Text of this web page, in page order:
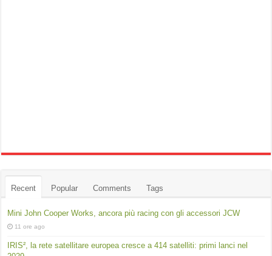
Recent Popular Comments Tags
Mini John Cooper Works, ancora più racing con gli accessori JCW
11 ore ago
IRIS², la rete satellitare europea cresce a 414 satelliti: primi lanci nel